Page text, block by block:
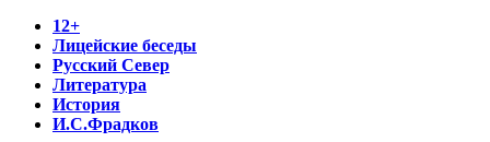
12+
Лицейские беседы
Русский Север
Литература
История
И.С.Фрадков